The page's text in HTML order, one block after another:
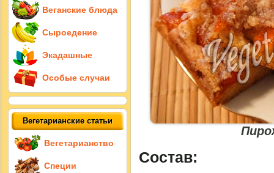
Состав:
Веганские блюда
Сыроедение
Экадашные
Особые случаи
Вегетарианские статьи
Вегетарианство
Специи